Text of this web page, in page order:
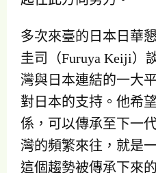
多次來臺的日本日華
圭司（Furuya Keiji）
灣與日本連結的一大
對日本的支持。他希
係，可以傳承至下一
灣的頻繁來往，就是
這個趨勢被傳承下來